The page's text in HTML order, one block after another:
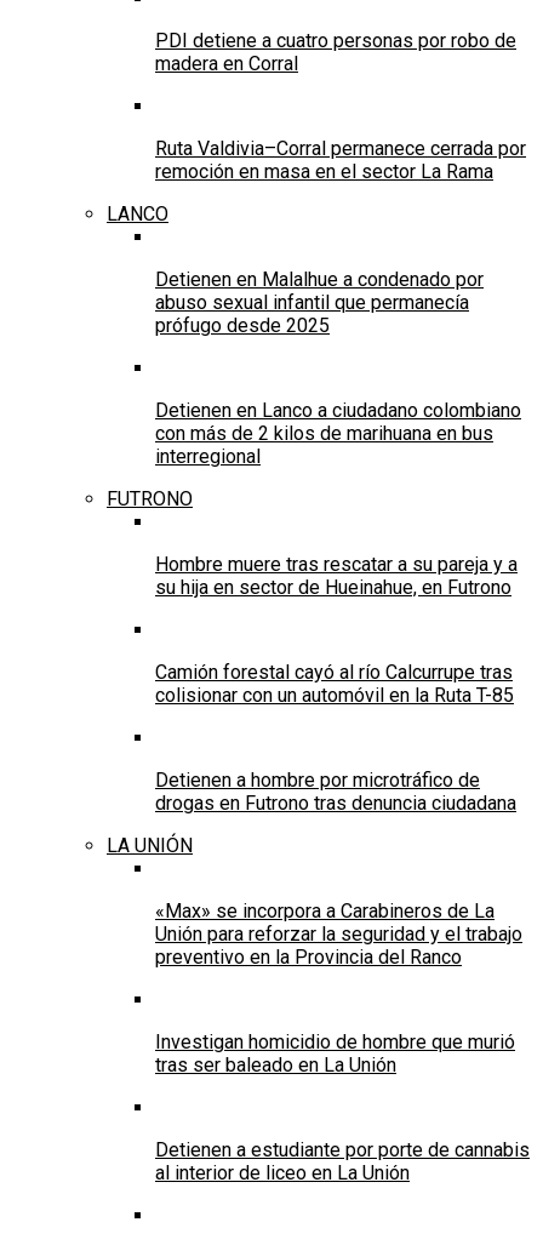
PDI detiene a cuatro personas por robo de
madera en Corral
Ruta Valdivia–Corral permanece cerrada por
remoción en masa en el sector La Rama
LANCO
Detienen en Malalhue a condenado por
abuso sexual infantil que permanecía
prófugo desde 2025
Detienen en Lanco a ciudadano colombiano
con más de 2 kilos de marihuana en bus
interregional
FUTRONO
Hombre muere tras rescatar a su pareja y a
su hija en sector de Hueinahue, en Futrono
Camión forestal cayó al río Calcurrupe tras
colisionar con un automóvil en la Ruta T-85
Detienen a hombre por microtráfico de
drogas en Futrono tras denuncia ciudadana
LA UNIÓN
«Max» se incorpora a Carabineros de La
Unión para reforzar la seguridad y el trabajo
preventivo en la Provincia del Ranco
Investigan homicidio de hombre que murió
tras ser baleado en La Unión
Detienen a estudiante por porte de cannabis
al interior de liceo en La Unión